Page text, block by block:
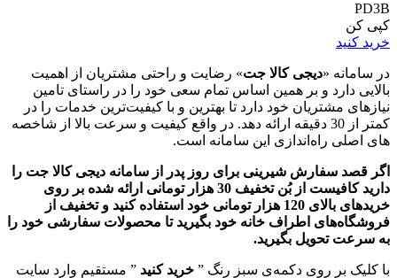
PD3B
کپی کن
خرید کنید
در سامانه «دیجی کالا جت» رضایت و راحتی مشتریان از اهمیت
بالایی دارد و بر همین اساس تمام سعی خود را در راستای تامین
نیازهای مشتریان خود دارد تا بهترین و با کیفیت‌ترین خدمات را در
کمتر از 30 دقیقه ارائه دهد. در واقع کیفیت و سرعت بالا از شاخصه
های اصلی راه‌اندازی این سامانه است.
اگر قصد سفارش شیرینی برای روز پدر از سامانه دیجی کالا جت را
دارید کافیست از بُن تخفیف 30 هزار تومانی ارائه شده بر روی
خریدهای بالای 120 هزار تومانی خود استفاده کنید و تخفیف از
فروشگاه‌های اطراف خانه خود بگیرید تا محصولات سفارشی خود را
به سرعت تحویل بگیرید.
با کلیک بر روی دکمه‌ی سبز رنگ ” خرید کنید ” مستقیم وارد سایت